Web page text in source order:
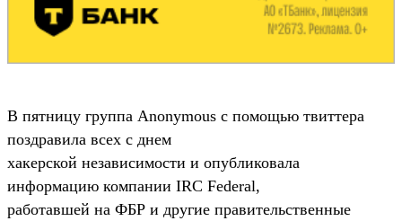
В пятницу группа Anonymous с помощью твиттера
поздравила всех с днем
хакерской независимости и опубликовала
информацию компании IRC Federal,
работавшей на ФБР и другие правительственные